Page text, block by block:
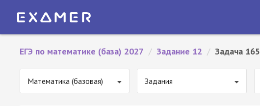
ЕГЭ по математике (база) 2027 / Задание 12 / Задача 165
Математика (базовая) Задания